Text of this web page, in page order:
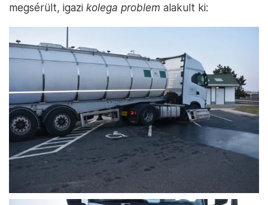
megsérült, igazi kolega problem alakult ki: